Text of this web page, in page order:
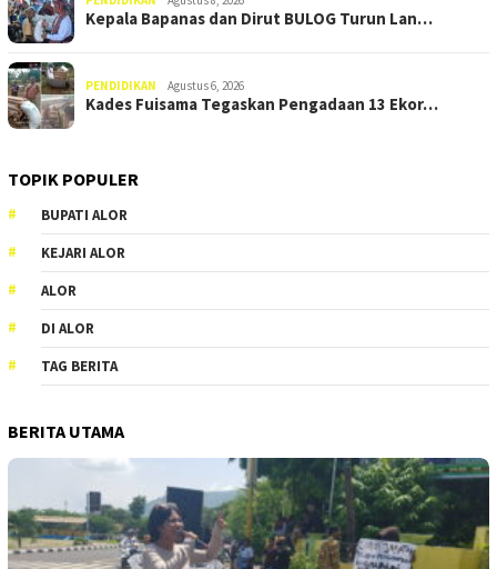
Kepala Bapanas dan Dirut BULOG Turun Lan…
PENDIDIKAN Agustus 6, 2026
Kades Fuisama Tegaskan Pengadaan 13 Ekor…
TOPIK POPULER
BUPATI ALOR
KEJARI ALOR
ALOR
DI ALOR
TAG BERITA
BERITA UTAMA